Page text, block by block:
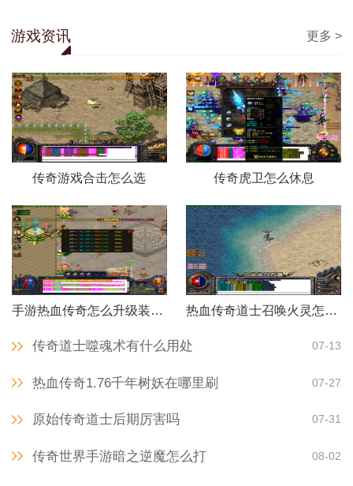
游戏资讯 更多 >
传奇游戏合击怎么选 传奇虎卫怎么休息
手游热血传奇怎么升级装备等级 热血传奇道士召唤火灵怎么打
传奇道士噬魂术有什么用处 07-13
热血传奇1.76千年树妖在哪里刷 07-27
原始传奇道士后期厉害吗 07-31
传奇世界手游暗之逆魔怎么打 08-02